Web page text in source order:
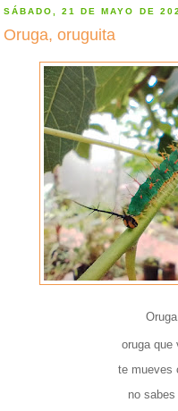
SÁBADO, 21 DE MAYO DE
Oruga, oruguita
oruga que
te mueves
no sabes